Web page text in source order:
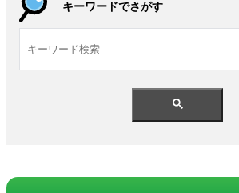
キーワードでさがす